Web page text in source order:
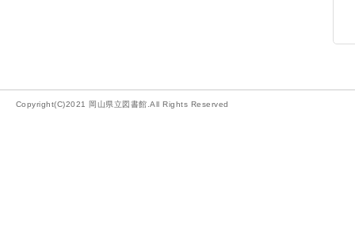
Copyright(C)2021 岡山県立図書館.All Rights Reserved